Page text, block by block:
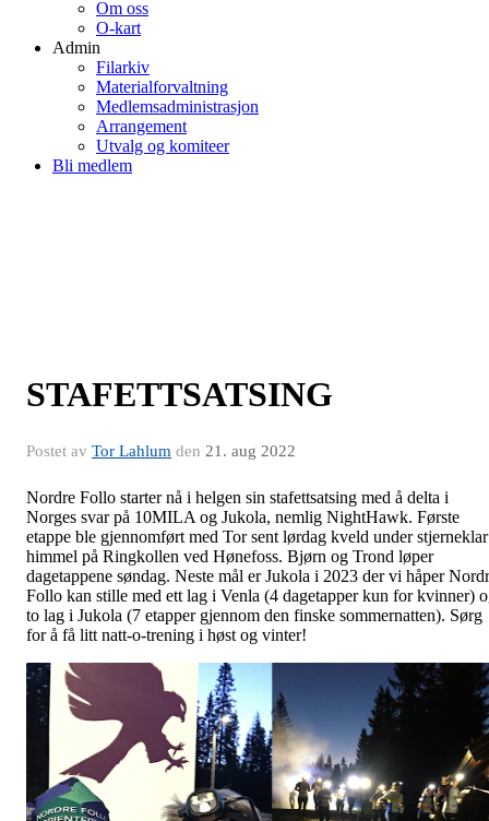
Om oss
O-kart
Admin
Filarkiv
Materialforvaltning
Medlemsadministrasjon
Arrangement
Utvalg og komiteer
Bli medlem
STAFETTSATSING
Postet av Tor Lahlum den 21. aug 2022
Nordre Follo starter nå i helgen sin stafettsatsing med å delta i
Norges svar på 10MILA og Jukola, nemlig NightHawk. Første
etappe ble gjennomført med Tor sent lørdag kveld under stjerneklar
himmel på Ringkollen ved Hønefoss. Bjørn og Trond løper
dagetappene søndag. Neste mål er Jukola i 2023 der vi håper
Follo kan stille med ett lag i Venla (4 dagetapper kun for kvinner)
to lag i Jukola (7 etapper gjennom den finske sommernatten). Sørg
for å få litt natt-o-trening i høst og vinter!